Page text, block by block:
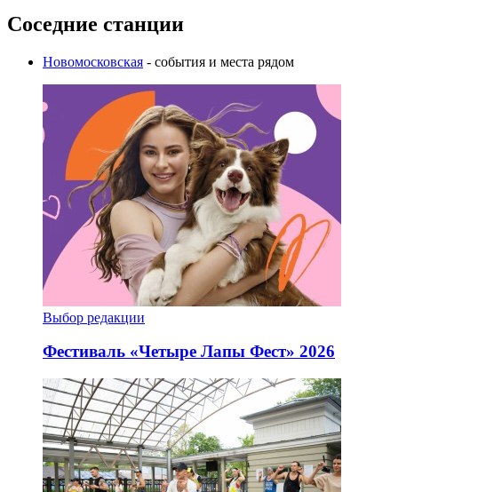
Соседние станции
Новомосковская - события и места рядом
Выбор редакции
Фестиваль «Четыре Лапы Фест» 2026